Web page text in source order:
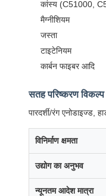
कांस्य (C51000,
मैग्नीशियम
जस्ता
टाइटेनियम
कार्बन फाइबर आदि
सतह परिष्करण विकल्प
पारदर्शी/रंग
विनिर्माण क्षमता
उद्योग का अनुभव
न्यूनतम आदेश मात्रा